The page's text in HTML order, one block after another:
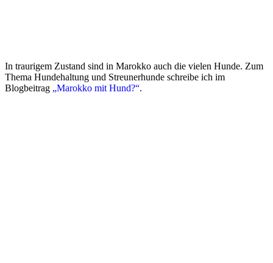
In traurigem Zustand sind in Marokko auch die vielen Hunde. Zum
Thema Hundehaltung und Streunerhunde schreibe ich im
Blogbeitrag „Marokko mit Hund?“.